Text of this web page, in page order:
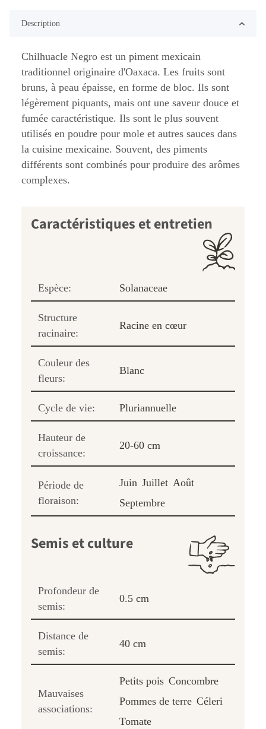
Description
Chilhuacle Negro est un piment mexicain
traditionnel originaire d'Oaxaca. Les fruits sont
bruns, à peau épaisse, en forme de bloc. Ils sont
légèrement piquants, mais ont une saveur douce et
fumée caractéristique. Ils sont le plus souvent
utilisés en poudre pour mole et autres sauces dans
la cuisine mexicaine. Souvent, des piments
différents sont combinés pour produire des arômes
complexes.
Caractéristiques et entretien
Espèce: Solanaceae
Structure
racinaire:
Racine en cœur
Couleur des
fleurs:
Blanc
Cycle de vie: Pluriannuelle
Hauteur de
croissance:
20-60 cm
Période de
floraison:
Juin Juillet Août
Septembre
Semis et culture
Profondeur de
semis:
0.5 cm
Distance de
semis:
40 cm
Mauvaises
associations:
Petits pois Concombre
Pommes de terre Céleri
Tomate